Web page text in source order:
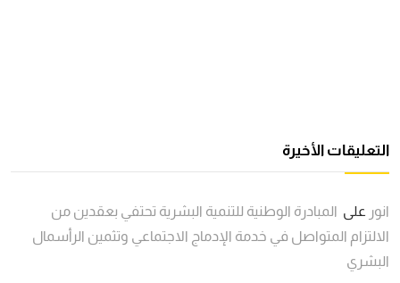
التعليقات الأخيرة
انور على المبادرة الوطنية للتنمية البشرية تحتفي بعقدين من
الالتزام المتواصل في خدمة الإدماج الاجتماعي وتثمين الرأسمال
البشري